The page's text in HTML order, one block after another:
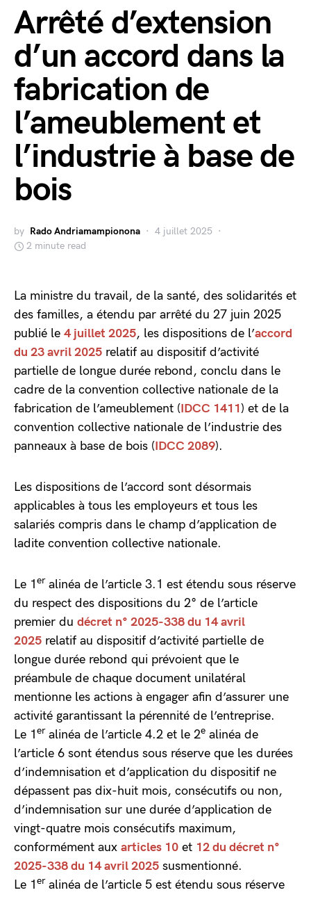
Arrêté d’extension
d’un accord dans la
fabrication de
l’ameublement et
l’industrie à base de
bois
by Rado Andriamampionona
4 juillet 2025
2 minute read
La ministre du travail, de la santé, des solidarités et
des familles, a étendu par arrêté du 27 juin 2025
publié le 4 juillet 2025, les dispositions de l’accord
du 23 avril 2025 relatif au dispositif d’activité
partielle de longue durée rebond, conclu dans le
cadre de la convention collective nationale de la
fabrication de l’ameublement (IDCC 1411) et de la
convention collective nationale de l’industrie des
panneaux à base de bois (IDCC 2089).
Les dispositions de l’accord sont désormais
applicables à tous les employeurs et tous les
salariés compris dans le champ d’application de
ladite convention collective nationale.
Le 1 er alinéa de l’article 3.1 est étendu sous réserve
du respect des dispositions du 2° de l’article
premier du décret n° 2025-338 du 14 avril
2025 relatif au dispositif d’activité partielle de
longue durée rebond qui prévoient que le
préambule de chaque document unilatéral
mentionne les actions à engager afin d’assurer une
activité garantissant la pérennité de l’entreprise.
Le 1 er alinéa de l’article 4.2 et le 2e alinéa de
l’article 6 sont étendus sous réserve que les durées
d’indemnisation et d’application du dispositif ne
dépassent pas dix-huit mois, consécutifs ou non,
d’indemnisation sur une durée d’application de
vingt-quatre mois consécutifs maximum,
conformément aux articles 10 et 12 du décret n°
2025-338 du 14 avril 2025 susmentionné.
Le 1 er alinéa de l’article 5 est étendu sous réserve